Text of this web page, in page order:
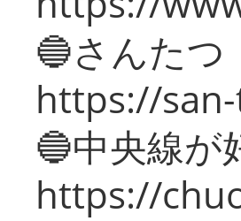
🔵さんたつ
https://
🔵中央線が
https://